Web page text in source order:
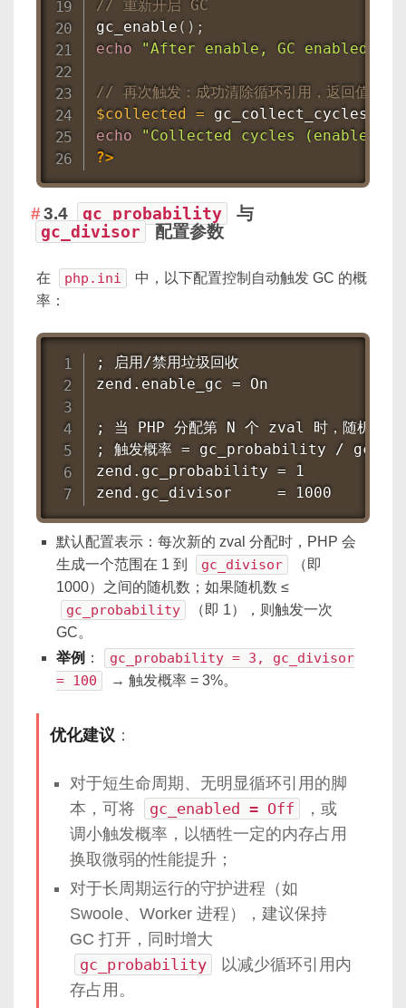
// 重新开启 GC
gc_enable ( ) ;
echo
"After enable, GC enabled? "
// 再次触发：成功清除循环引用，返回值通
$collected
= gc_collect_cycles
echo
"Collected cycles (enabled):
?>
3.4 gc_probability
与
gc_divisor 配置参数
在 php.ini
中，以下配置控制自动触发 GC 的概
率：
; 启用/禁用垃圾回收
zend.enable_gc = On
; 当 PHP 分配第 N 个 zval 时，随机数判
; 触发概率 = gc_probability /
zend.gc_probability = 1
zend.gc_divisor     = 1000
默认配置表示：每次新的 zval 分配时，PHP 会
生成一个范围在 1 到
gc_divisor
（即
1000）之间的随机数；如果随机数 ≤
gc_probability
（即 1），则触发一次
GC。
举例 ：
gc_probability = 3, gc_divisor
= 100
→ 触发概率 = 3%。
优化建议 ：
对于短生命周期、无明显循环引用的脚
本，可将
gc_enabled = Off
，或
调小触发概率，以牺牲一定的内存占用
换取微弱的性能提升；
对于长周期运行的守护进程（如
Swoole、Worker 进程），建议保持
GC 打开，同时增大
gc_probability
以减少循环引用内
存占用。